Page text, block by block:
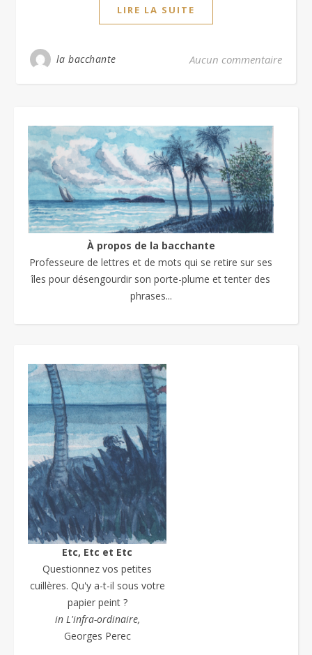
LIRE LA SUITE
la bacchante Aucun commentaire
À propos de la bacchante
Professeure de lettres et de mots qui se retire sur ses
îles pour désengourdir son porte-plume et tenter des
phrases...
Etc, Etc et Etc
Questionnez vos petites
cuillères. Qu'y a-t-il sous votre
papier peint ?
in L'infra-ordinaire,
Georges Perec